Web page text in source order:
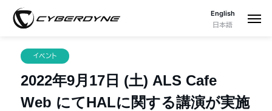
English
日本語
イベント
2022年9月17日 (土) ALS Cafe
Web にてHALに関する講演が実施